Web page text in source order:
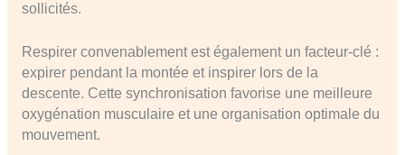
sollicités.
Respirer convenablement est également un facteur-clé :
expirer pendant la montée et inspirer lors de la
descente. Cette synchronisation favorise une meilleure
oxygénation musculaire et une organisation optimale du
mouvement.